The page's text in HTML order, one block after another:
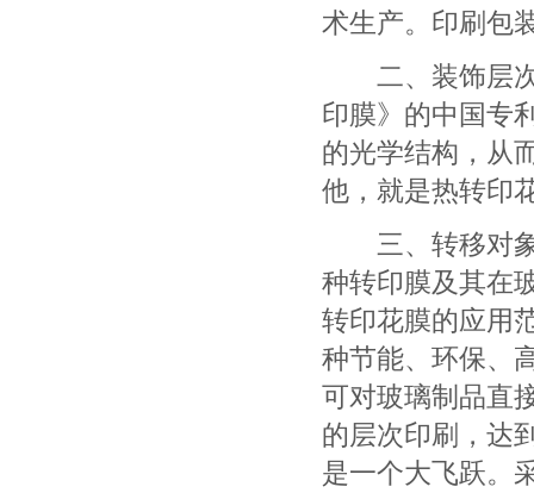
术生产。印刷包
二、装饰层次
印膜》的中国专
的光学结构，从
他，就是热转印
三、转移对象
种转印膜及其在
转印花膜的应用
种节能、环保、
可对玻璃制品直
的层次印刷，达
是一个大飞跃。